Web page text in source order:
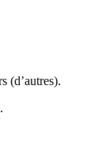
(d’autres).